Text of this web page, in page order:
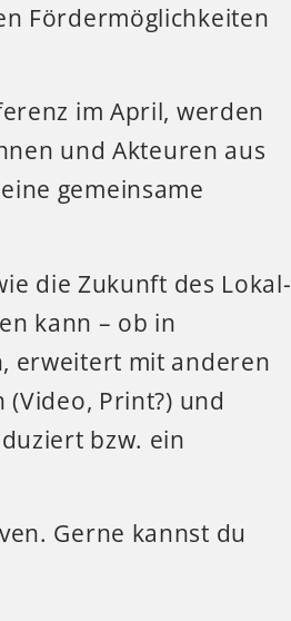
Fördermöglichkeiten
im April, werden
und Akteuren aus
gemeinsame
die Zukunft des Lokal-
kann – ob in
erweitert mit anderen
Print?) und
bzw. ein
Gerne kannst du